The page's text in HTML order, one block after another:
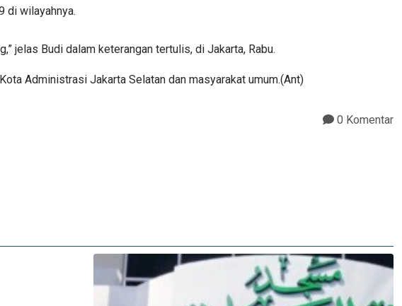
di wilayahnya.
jelas Budi dalam keterangan tertulis, di Jakarta, Rabu.
Administrasi Jakarta Selatan dan masyarakat umum.(Ant)
0 Komentar